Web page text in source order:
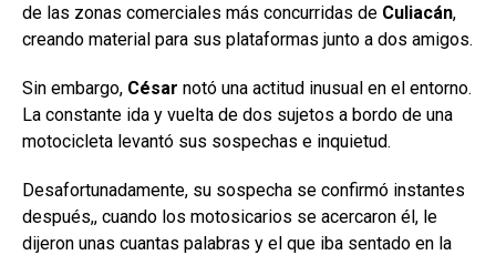
de las zonas comerciales más concurridas de Culiacán,
creando material para sus plataformas junto a dos amigos.
Sin embargo, César notó una actitud inusual en el entorno.
La constante ida y vuelta de dos sujetos a bordo de una
motocicleta levantó sus sospechas e inquietud.
Desafortunadamente, su sospecha se confirmó instantes
después,, cuando los motosicarios se acercaron él, le
dijeron unas cuantas palabras y el que iba sentado en la